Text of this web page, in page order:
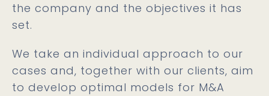
the company and the objectives it has
set.
We take an individual approach to our
cases and, together with our clients, aim
to develop optimal models for M&A